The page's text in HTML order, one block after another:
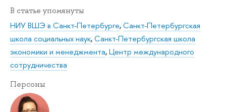
В статье упомянуты
НИУ ВШЭ в Санкт-Петербурге,Санкт-Петербургская
школа социальных наук,Санкт-Петербургская школа
экономики и менеджмента,Центр международного
сотрудничества
Персоны